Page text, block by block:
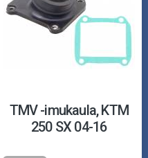
TMV -imukaula, KTM
250 SX 04-16